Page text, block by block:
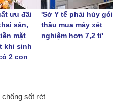
ưu đãi
sản,
mặt
khi sinh
2 con
'Sở Y tế phải hủy gói
thầu mua máy xét
nghiệm hơn 7,2 tỉ'
sốt rét